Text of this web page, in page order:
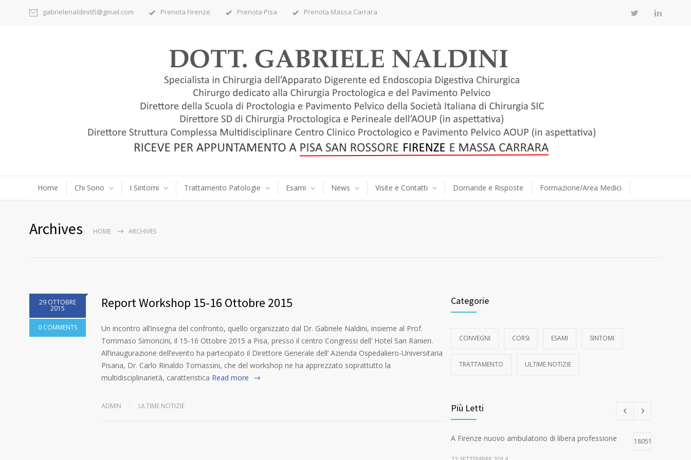
gabrielenaldini65@gmail.com Prenota Firenze Prenota Pisa Prenota Massa Carrara
Home Chi Sono I Sintomi Trattamento Patologie Esami News Visite e Contatti Domande e Risposte Formazione/Area Medici
Archives HOME ARCHIVES
29 OTTOBRE
2015
0 COMMENTS
Report Workshop 15-16 Ottobre 2015
Un incontro all’insegna del confronto, quello organizzato dal Dr. Gabriele Naldini, insieme al Prof.
Tommaso Simoncini, il 15-16 Ottobre 2015 a Pisa, presso il centro Congressi dell’ Hotel San Ranieri.
All’inaugurazione dell’evento ha partecipato il Direttore Generale dell’ Azienda Ospedaliero-Universitaria
Pisana, Dr. Carlo Rinaldo Tomassini, che del workshop ne ha apprezzato soprattutto la
multidisciplinarietà, caratteristica Read more
ADMIN ULTIME NOTIZIE
Categorie
CONVEGNI CORSI ESAMI SINTOMI
TRATTAMENTO ULTIME NOTIZIE
Più Letti
A Firenze nuovo ambulatorio di libera professione 18051